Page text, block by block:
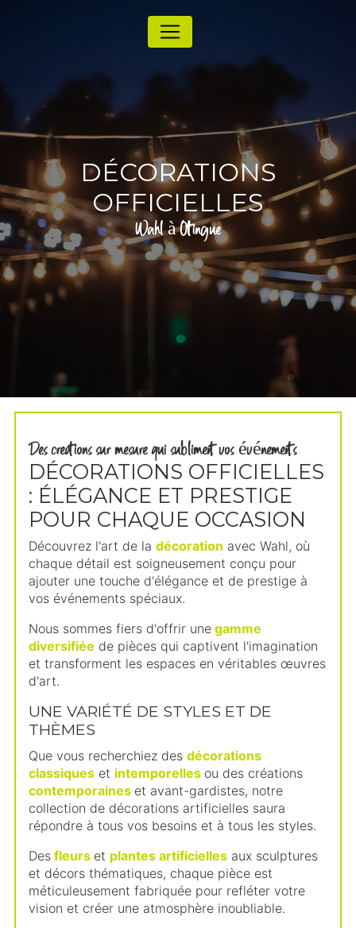
DÉCORATIONS
OFFICIELLES
Wahl à Oltingue
Des creations sur mesure qui subliment vos événements
DÉCORATIONS OFFICIELLES
: ÉLÉGANCE ET PRESTIGE
POUR CHAQUE OCCASION
Découvrez l'art de la décoration avec Wahl, où
chaque détail est soigneusement conçu pour
ajouter une touche d'élégance et de prestige à
vos événements spéciaux.
Nous sommes fiers d'offrir unegamme
diversifiée de pièces qui captivent l'imagination
et transforment les espaces en véritables œuvres
d'art.
UNE VARIÉTÉ DE STYLES ET DE
THÈMES
Que vous recherchiez des décorations
classiqueset intemporelles ou des créations
contemporaines et avant-gardistes, notre
collection de décorations artificielles saura
répondre à tous vos besoins et à tous les styles.
Des fleurs et plantes artificiellesaux sculptures
et décors thématiques, chaque pièce est
méticuleusement fabriquée pour refléter votre
vision et créer une atmosphère inoubliable.